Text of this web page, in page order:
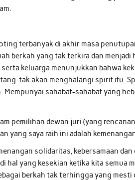
terbanyak di akhir masa
berkah yang tak terkira dan menjadi
keluarga menunjukkan bahwa
tak akan menghalangi spirit itu.
Mempunyai sahabat-sahabat yang
pemilihan dewan juri (yang
yang saya raih ini adalah
solidaritas, kebersamaan
hal yang kesekian ketika kita semua
berkah tak terhingga yang